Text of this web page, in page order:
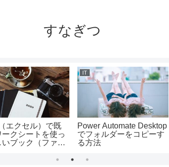
すなぎつ
エクセル）で既
ークシートを使っ
いブック（ファイ
IT
Power Automate Desktop
でフォルダーをコピーす
る方法